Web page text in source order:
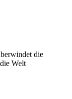
die
Welt